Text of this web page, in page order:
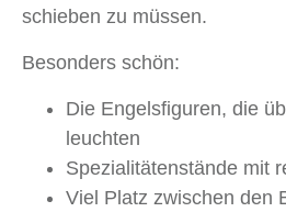
schieben zu müssen.
Besonders schön:
Die Engelsfiguren, die
leuchten
Spezialitätenstände mit
Viel Platz zwischen den